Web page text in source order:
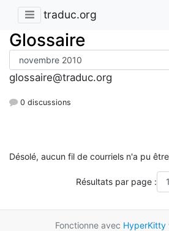
traduc.org
Glossaire
glossaire@traduc.org
0 discussions
Désolé, aucun fil de courriels n'a pu
Résultats par page :
Fonctionne avec HyperKitty